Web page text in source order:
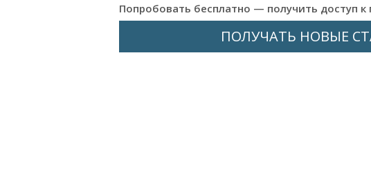
Попробовать бесплатно — получить доступ
ПОЛУЧАТЬ НОВЫЕ